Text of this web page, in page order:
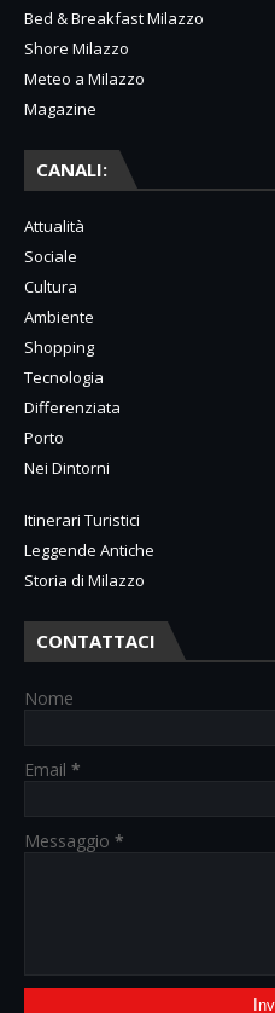
Bed & Breakfast Milazzo
Shore Milazzo
Meteo a Milazzo
Magazine
CANALI:
Attualità
Sociale
Cultura
Ambiente
Shopping
Tecnologia
Differenziata
Porto
Nei Dintorni
Itinerari Turistici
Leggende Antiche
Storia di Milazzo
CONTATTACI
Nome
Email *
Messaggio *